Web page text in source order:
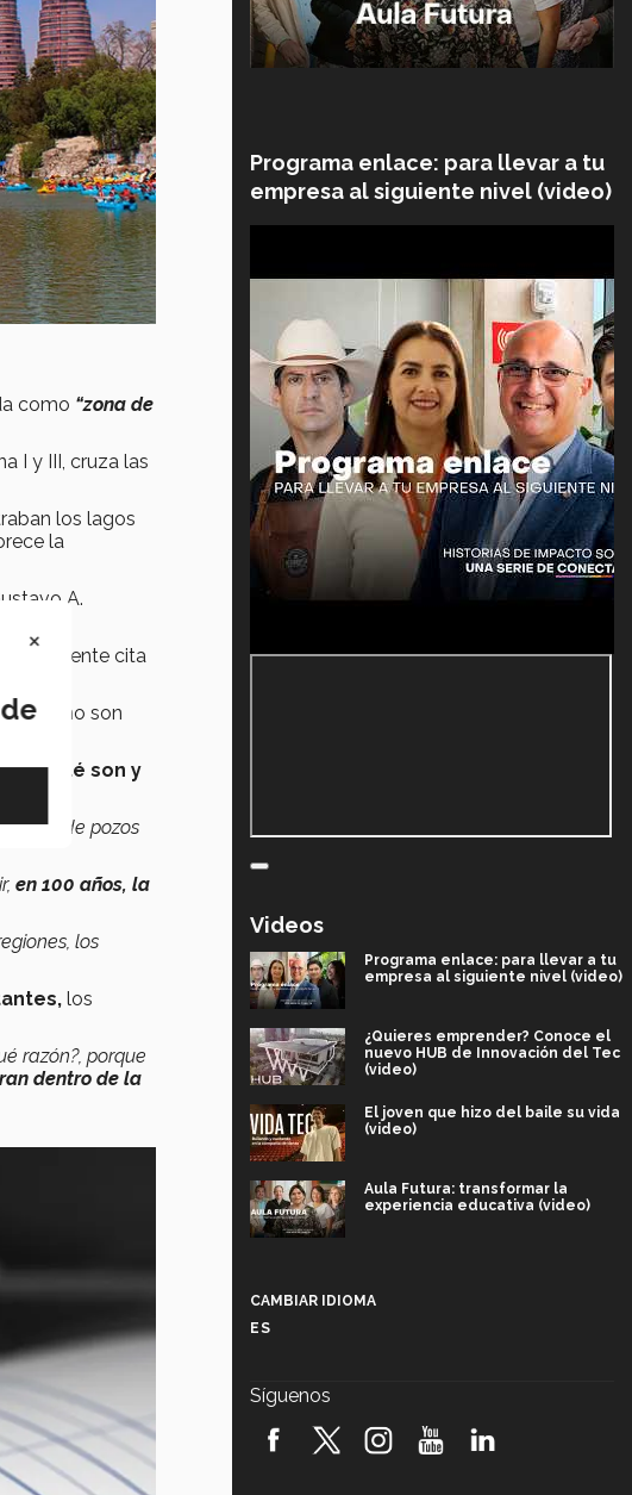
como “zona de
I y III, cruza las
los lagos
la
A.
cita
bien no son
¿Qué son y
decir, de pozos
en 100 años, la
los
los
razón?, porque
dentro de la
Programa enlace: para llevar a tu
empresa al siguiente nivel (video)
Videos
Programa enlace: para llevar a tu
empresa al siguiente nivel (video)
¿Quieres emprender? Conoce el
nuevo HUB de Innovación del Tec
(video)
El joven que hizo del baile su vida
(video)
Aula Futura: transformar la
experiencia educativa (video)
robótica FIRST 2026! (video)
CAMBIAR IDIOMA
ES
Síguenos
×